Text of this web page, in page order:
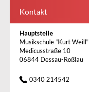
Kontakt
Hauptstelle
Musikschule "Kurt Weill"
Medicusstraße 10
06844 Dessau-Roßlau
0340 214542